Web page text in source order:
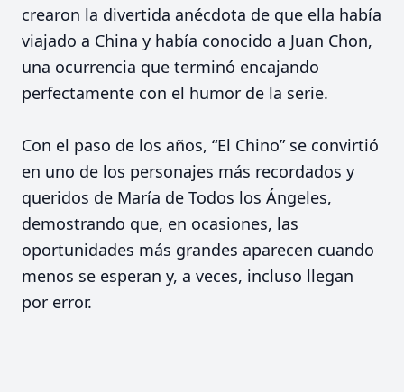
crearon la divertida anécdota de que ella había
viajado a China y había conocido a Juan Chon,
una ocurrencia que terminó encajando
perfectamente con el humor de la serie.
Con el paso de los años, “El Chino” se convirtió
en uno de los personajes más recordados y
queridos de María de Todos los Ángeles,
demostrando que, en ocasiones, las
oportunidades más grandes aparecen cuando
menos se esperan y, a veces, incluso llegan
por error.